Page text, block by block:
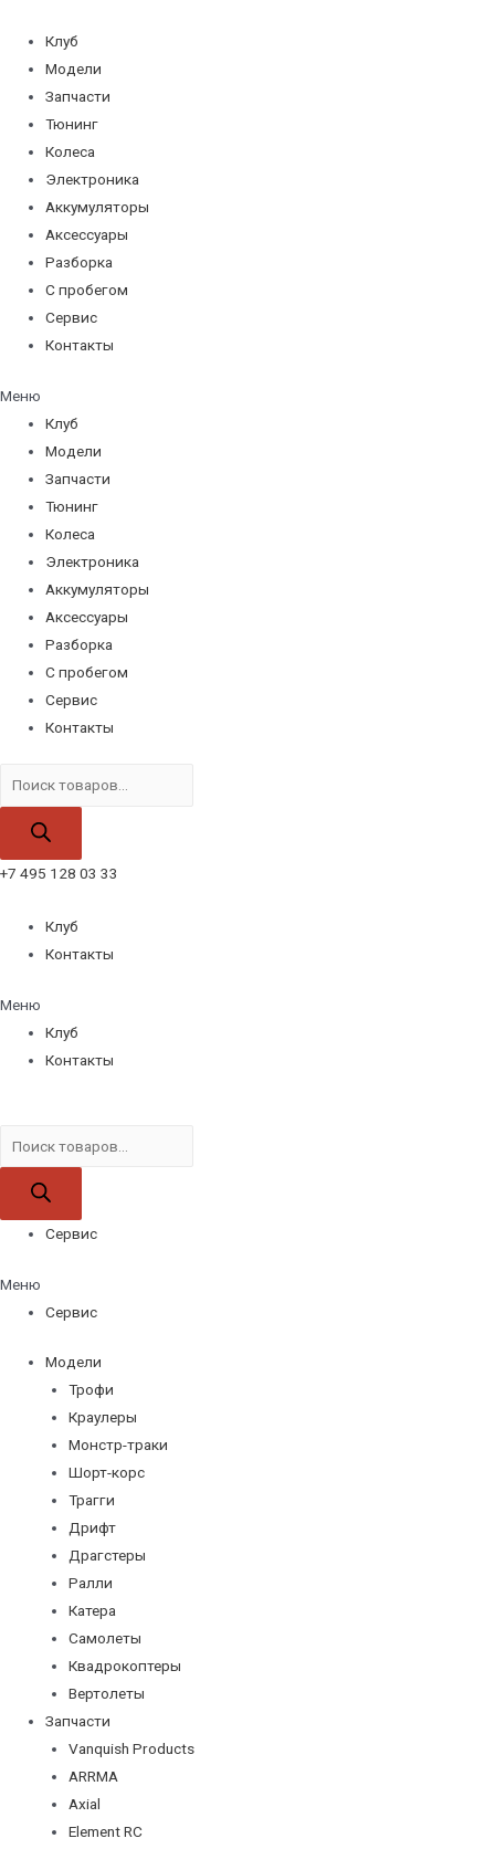
содержимому
Клуб
Модели
Запчасти
Тюнинг
Колеса
Электроника
Аккумуляторы
Аксессуары
Разборка
С пробегом
Сервис
Контакты
Меню
Клуб
Модели
Запчасти
Тюнинг
Колеса
Электроника
Аккумуляторы
Аксессуары
Разборка
С пробегом
Сервис
Контакты
товаров
+7 495 128 03 33
Клуб
Контакты
Меню
Клуб
Контакты
товаров
Сервис
Меню
Сервис
Модели
Трофи
Краулеры
Монстр-траки
Шорт-корс
Трагги
Дрифт
Драгстеры
Ралли
Катера
Самолеты
Квадрокоптеры
Вертолеты
Запчасти
Vanquish Products
ARRMA
Axial
Element RC